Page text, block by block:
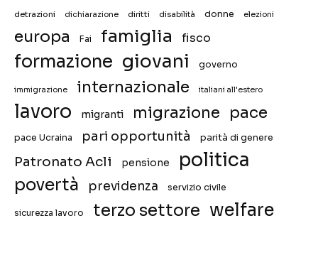
detrazioni dichiarazione diritti disabilità donne elezioni
europa Fai famiglia fisco
formazione giovani governo
immigrazione internazionale italiani all'estero
lavoro migranti migrazione pace
pace Ucraina pari opportunità parità di genere
Patronato Acli pensione politica
povertà previdenza servizio civile
sicurezza lavoro terzo settore welfare